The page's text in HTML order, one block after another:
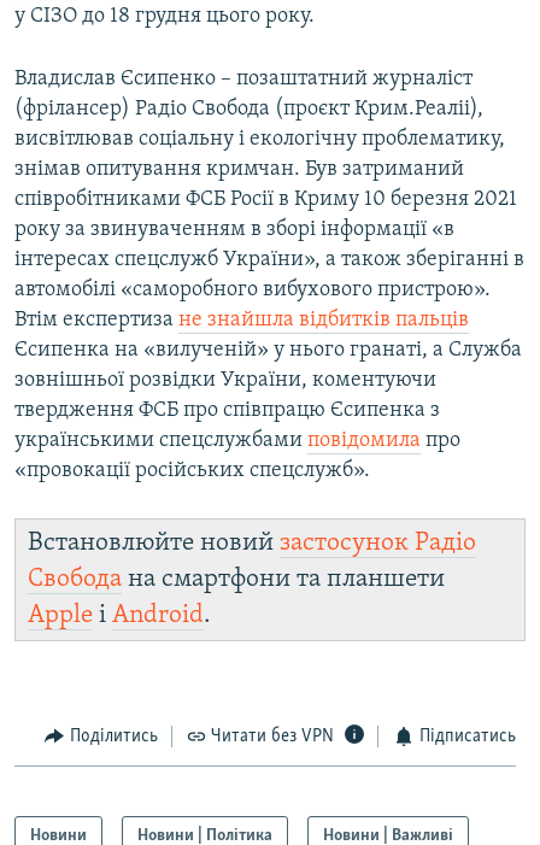
у СІЗО до 18 грудня цього року.
Владислав Єсипенко – позаштатний журналіст
(фрілансер) Радіо Свобода (проєкт Крим.Реаліі),
висвітлював соціальну і екологічну проблематику,
знімав опитування кримчан. Був затриманий
співробітниками ФСБ Росії в Криму 10 березня 2021
року за звинуваченням в зборі інформації «в
інтересах спецслужб України», а також зберіганні в
автомобілі «саморобного вибухового пристрою».
Втім експертиза не знайшла відбитків пальців
Єсипенка на «вилученій» у нього гранаті, а Служба
зовнішньої розвідки України, коментуючи
твердження ФСБ про співпрацю Єсипенка з
українськими спецслужбами повідомила про
«провокації російських спецслужб».
Встановлюйте новий застосунок Радіо
Свобода на смартфони та планшети
Apple і Android.
Поділитись Читати без VPN Підписатись
Новини Новини | Політика Новини | Важливі